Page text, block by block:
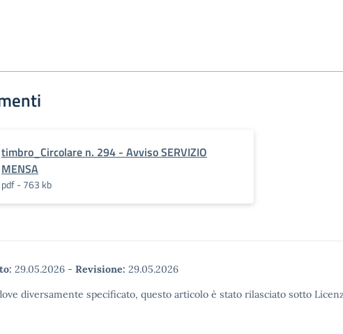
timbro_Circolare n. 294 - Avviso SERVIZIO
MENSA
pdf - 763 kb
29.05.2026 - Revisione: 29.05.2026
diversamente specificato, questo articolo è stato rilasciato sotto